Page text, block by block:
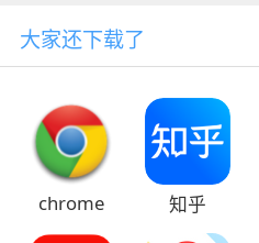
大家还下载了
chrome 知乎